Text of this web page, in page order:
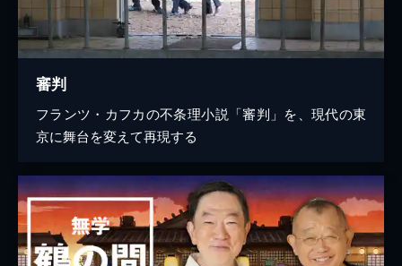
審判
フランツ・カフカの不条理小説「審判」を、現代の東
京に舞台を変えて再現する